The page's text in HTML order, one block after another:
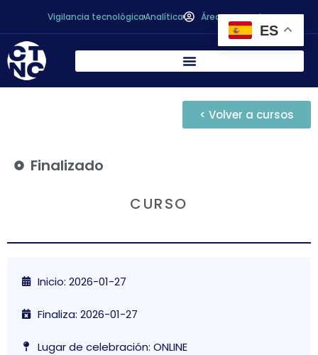
Vigilancia tecnológicaAnalítica Área personal
< Volver a cursos
Finalizado
CURSO
Inicio: 2026-01-27
Finaliza: 2026-01-27
Lugar de celebración: ONLINE
ES